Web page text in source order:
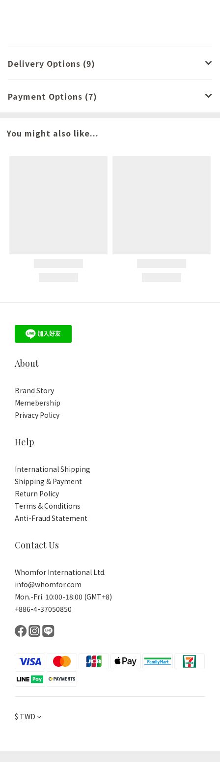
Delivery Options (9)
Payment Options (7)
You might also like...
About
Brand Story
Memebership
Privacy Policy
Help
International Shipping
Shipping & Payment
Return Policy
Terms & Conditions
Anti-Fraud Statement
Contact Us
Whomfor International Ltd.
info@whomfor.com
Mon.-Fri. 10:00-18:00 (GMT+8)
+886-4-37050850
$ TWD